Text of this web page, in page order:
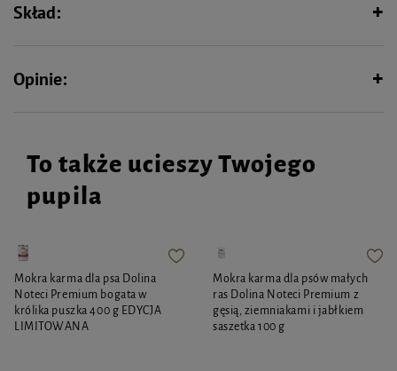
20-30 kg m.c. - 3 tabletki dziennie
Skład:
Opinie:
To także ucieszy Twojego
pupila
Mokra karma dla psa Dolina
Noteci Premium bogata w
królika puszka 400 g EDYCJA
LIMITOWANA
Mokra karma dla psów małych
ras Dolina Noteci Premium z
gęsią, ziemniakami i jabłkiem
saszetka 100 g